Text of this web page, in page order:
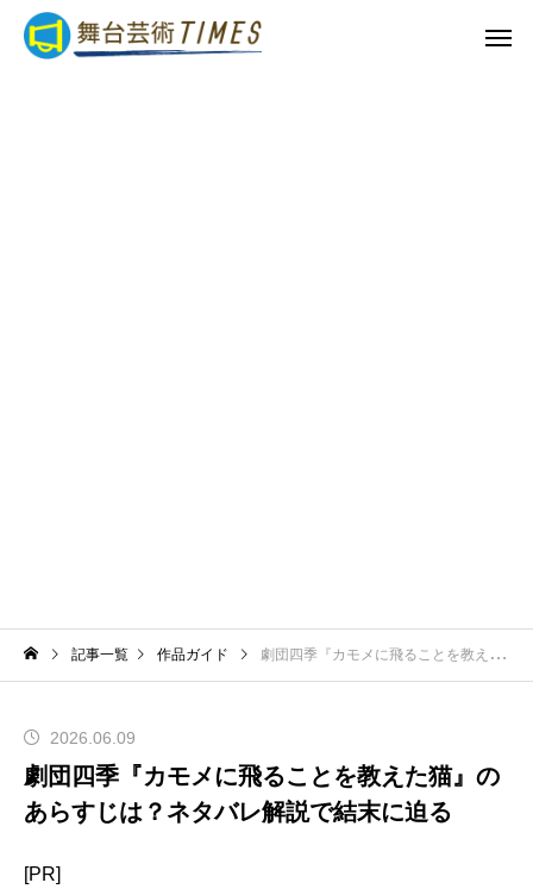
記事一覧 作品ガイド 劇団四季『カモメに飛ることを教えた猫』のあらすじは？ネタバレ解説で結末に迫る
2026.06.09
劇団四季『カモメに飛ることを教えた猫』の
あらすじは？ネタバレ解説で結末に迫る
[PR]